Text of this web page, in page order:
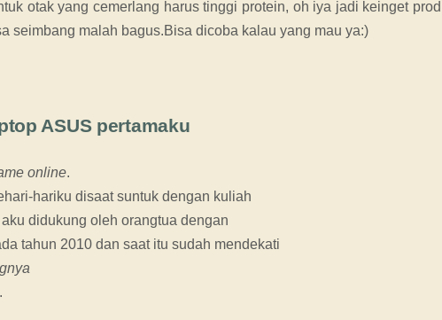
otak yang cemerlang harus tinggi protein, oh iya jadi keinget
seimbang malah bagus.Bisa dicoba kalau yang mau ya:)
ASUS pertamaku
online.
hariku disaat suntuk dengan kuliah
didukung oleh orangtua dengan
tahun 2010 dan saat itu sudah mendekati
.